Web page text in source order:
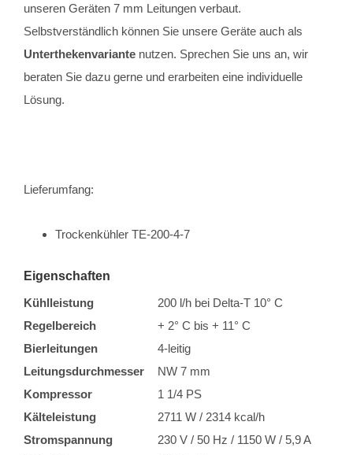
unseren Geräten 7 mm Leitungen verbaut.
Selbstverständlich können Sie unsere Geräte auch als
Unterthekenvariante nutzen. Sprechen Sie uns an, wir
beraten Sie dazu gerne und erarbeiten eine individuelle
Lösung.
Lieferumfang:
Trockenkühler TE-200-4-7
Eigenschaften
Kühlleistung
200 l/h bei Delta-T 10° C
Regelbereich
+ 2° C bis + 11° C
Bierleitungen
4-leitig
Leitungsdurchmesser
NW 7 mm
Kompressor
1 1/4 PS
Kälteleistung
2711 W / 2314 kcal/h
Stromspannung
230 V / 50 Hz / 1150 W / 5,9 A